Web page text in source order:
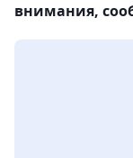
внимания,